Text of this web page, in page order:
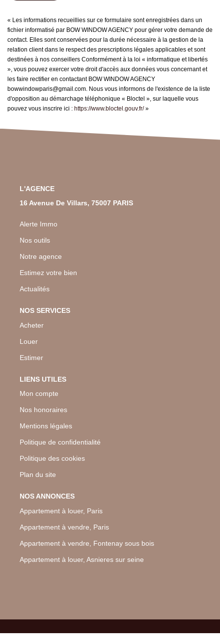
« Les informations recueillies sur ce formulaire sont enregistrées dans un
fichier informatisé par BOW WINDOW AGENCY pour gérer votre demande de
contact. Elles sont conservées pour la durée nécessaire à la gestion de la
relation client dans le respect des prescriptions légales applicables et sont
destinées à nos conseillers Conformément à la loi « informatique et libertés
», vous pouvez exercer votre droit d'accès aux données vous concernant et
les faire rectifier en contactant BOW WINDOW AGENCY
bowwindowparis@gmail.com. Nous vous informons de l'existence de la liste
d'opposition au démarchage téléphonique « Bloctel », sur laquelle vous
pouvez vous inscrire ici : https://www.bloctel.gouv.fr/»
L'AGENCE
16 Avenue De Villars, 75007 PARIS
Alerte Immo
Nos outils
Notre agence
Estimez votre bien
Actualités
NOS SERVICES
Acheter
Louer
Estimer
LIENS UTILES
Mon compte
Nos honoraires
Mentions légales
Politique de confidentialité
Politique des cookies
Plan du site
NOS ANNONCES
Appartement à louer, Paris
Appartement à vendre, Paris
Appartement à vendre, Fontenay sous bois
Appartement à louer, Asnieres sur seine